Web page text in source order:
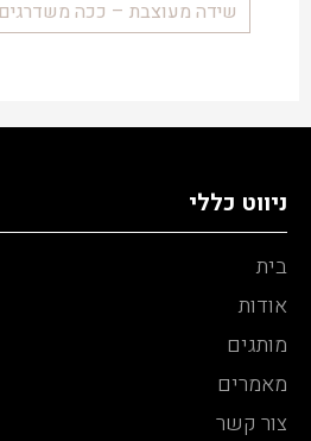
שידה מעוצבת – ככה
ניווט כללי
בית
אודות
מותגים
מאמרים
צור קשר